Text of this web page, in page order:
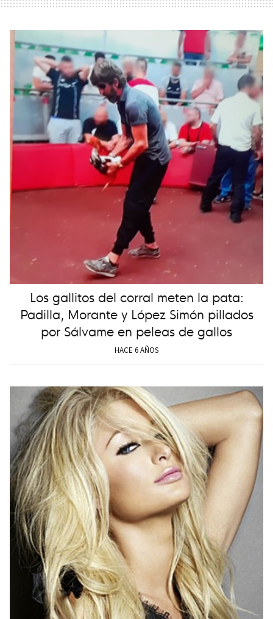
Los gallitos del corral meten la pata:
Padilla, Morante y López Simón pillados
por Sálvame en peleas de gallos
HACE 6 AÑOS